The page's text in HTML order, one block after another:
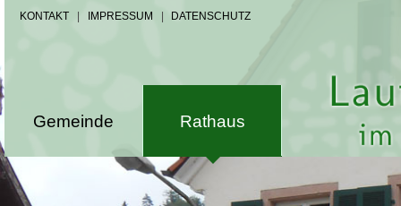
KONTAKT IMPRESSUM DATENSCHUTZ
Gemeinde Rathaus